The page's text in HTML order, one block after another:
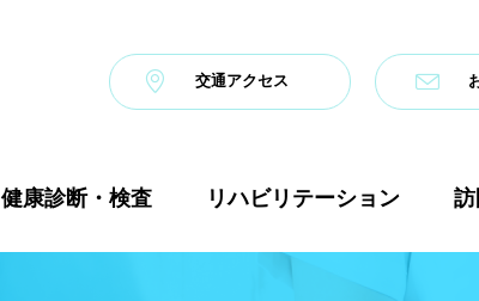
交通アクセス
健康診断・検査 リハビリテーション